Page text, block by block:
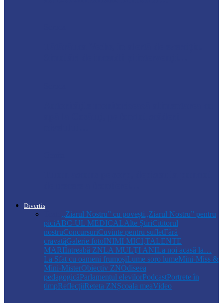
Divertis
,,Ziarul Nostru” cu povești„Ziarul Nostru” pentru
piciABC-UL MEDICALAlte ȘtiriCititorul
nostruConcursuriCuvinte pentru sufletFără
cravatăGalerie fotoINIMI MICI,TALENTE
MARIÎntreabă ZNLA MULŢI ANILa noi acasă la…
La Sfat cu oameni frumoșiLume soro lumeMini-Miss &
Mini-MisterObiectiv ZNOdiseea
pedagogicăParlamentul elevilorPodcastPortrete în
timpReflecțiiReteta ZNȘcoala meaVideo